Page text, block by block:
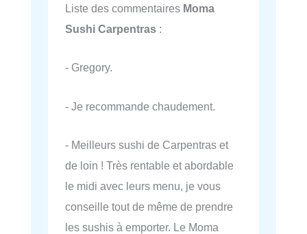
Liste des commentaires Moma
Sushi Carpentras :
- Gregory.
- Je recommande chaudement.
- Meilleurs sushi de Carpentras et
de loin ! Très rentable et abordable
le midi avec leurs menu, je vous
conseille tout de même de prendre
les sushis à emporter. Le Moma